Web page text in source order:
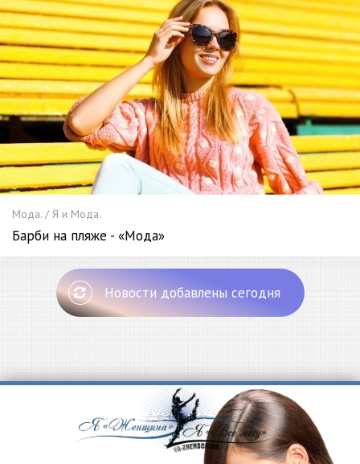
Мода. / Я и Мода.
Барби на пляже - «Мода»
Новости добавлены сегодня